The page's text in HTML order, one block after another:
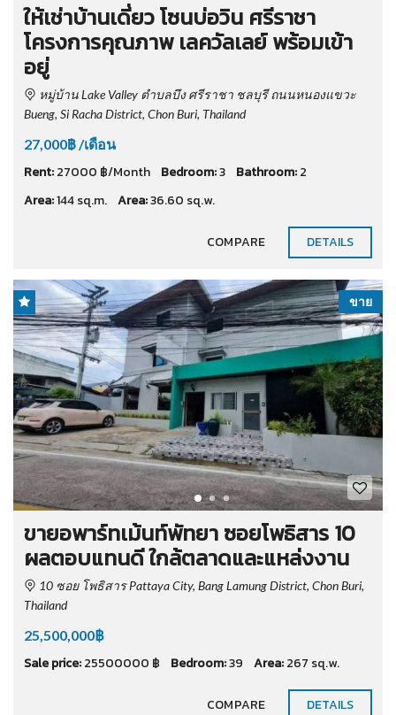
ให้เช่าบ้านเดี่ยว โซนบ่อวิน ศรีราชา
โครงการคุณภาพ เลควัลเลย์ พร้อมเข้า
อยู่
หมู่บ้าน Lake Valley ตำบลบึง ศรีราชา ชลบุรี ถนนหนองแขวะ
Bueng, Si Racha District, Chon Buri, Thailand
27,000฿ /เดือน
Rent:27000 ฿/Month Bedroom:3 Bathroom:2
Area:144 sq.m. Area:36.60 sq.w.
COMPARE DETAILS
ขาย
ขายอพาร์ทเม้นท์พัทยา ซอยโพธิสาร 10
ผลตอบแทนดี ใกล้ตลาดและแหล่งงาน
10 ซอย โพธิสาร Pattaya City, Bang Lamung District, Chon Buri,
Thailand
25,500,000฿
Sale price:25500000 ฿ Bedroom:39 Area:267 sq.w.
COMPARE DETAILS